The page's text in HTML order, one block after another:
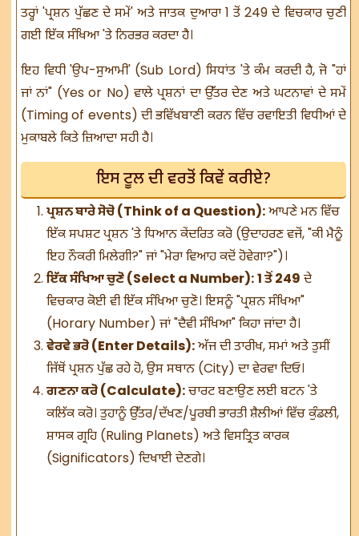
ਤਰ੍ਹਾਂ 'ਪ੍ਰਸ਼ਨ ਪੁੱਛਣ ਦੇ ਸਮੇਂ' ਅਤੇ ਜਾਤਕ ਦੁਆਰਾ 1 ਤੋਂ 249 ਦੇ ਵਿਚਕਾਰ ਚੁਣੀ
ਗਈ ਇੱਕ ਸੰਖਿਆ 'ਤੇ ਨਿਰਭਰ ਕਰਦਾ ਹੈ।
ਇਹ ਵਿਧੀ 'ਉਪ-ਸੁਆਮੀ' (Sub Lord) ਸਿਧਾਂਤ 'ਤੇ ਕੰਮ ਕਰਦੀ ਹੈ, ਜੋ "ਹਾਂ
ਜਾਂ ਨਾਂ" (Yes or No) ਵਾਲੇ ਪ੍ਰਸ਼ਨਾਂ ਦਾ ਉੱਤਰ ਦੇਣ ਅਤੇ ਘਟਨਾਵਾਂ ਦੇ ਸਮੇਂ
(Timing of events) ਦੀ ਭਵਿੱਖਬਾਣੀ ਕਰਨ ਵਿੱਚ ਰਵਾਇਤੀ ਵਿਧੀਆਂ ਦੇ
ਮੁਕਾਬਲੇ ਕਿਤੇ ਜ਼ਿਆਦਾ ਸਹੀ ਹੈ।
ਇਸ ਟੂਲ ਦੀ ਵਰਤੋਂ ਕਿਵੇਂ ਕਰੀਏ?
ਪ੍ਰਸ਼ਨ ਬਾਰੇ ਸੋਚੋ (Think of a Question):ਆਪਣੇ ਮਨ ਵਿੱਚ
ਇੱਕ ਸਪਸ਼ਟ ਪ੍ਰਸ਼ਨ 'ਤੇ ਧਿਆਨ ਕੇਂਦਰਿਤ ਕਰੋ (ਉਦਾਹਰਣ ਵਜੋਂ, "ਕੀ ਮੈਨੂੰ
ਇਹ ਨੌਕਰੀ ਮਿਲੇਗੀ?" ਜਾਂ "ਮੇਰਾ ਵਿਆਹ ਕਦੋਂ ਹੋਵੇਗਾ?")।
ਇੱਕ ਸੰਖਿਆ ਚੁਣੋ (Select a Number):1 ਤੋਂ 249 ਦੇ
ਵਿਚਕਾਰ ਕੋਈ ਵੀ ਇੱਕ ਸੰਖਿਆ ਚੁਣੋ। ਇਸਨੂੰ "ਪ੍ਰਸ਼ਨ ਸੰਖਿਆ"
(Horary Number) ਜਾਂ "ਦੈਵੀ ਸੰਖਿਆ" ਕਿਹਾ ਜਾਂਦਾ ਹੈ।
ਵੇਰਵੇ ਭਰੋ (Enter Details):ਅੱਜ ਦੀ ਤਾਰੀਖ, ਸਮਾਂ ਅਤੇ ਤੁਸੀਂ
ਜਿੱਥੋਂ ਪ੍ਰਸ਼ਨ ਪੁੱਛ ਰਹੇ ਹੋ, ਉਸ ਸਥਾਨ (City) ਦਾ ਵੇਰਵਾ ਦਿਓ।
ਗਣਨਾ ਕਰੋ (Calculate):ਚਾਰਟ ਬਣਾਉਣ ਲਈ ਬਟਨ 'ਤੇ
ਕਲਿੱਕ ਕਰੋ। ਤੁਹਾਨੂੰ ਉੱਤਰ/ਦੱਖਣ/ਪੂਰਬੀ ਭਾਰਤੀ ਸ਼ੈਲੀਆਂ ਵਿੱਚ ਕੁੰਡਲੀ,
ਸ਼ਾਸਕ ਗ੍ਰਹਿ (Ruling Planets) ਅਤੇ ਵਿਸਤ੍ਰਿਤ ਕਾਰਕ
(Significators) ਦਿਖਾਈ ਦੇਣਗੇ।